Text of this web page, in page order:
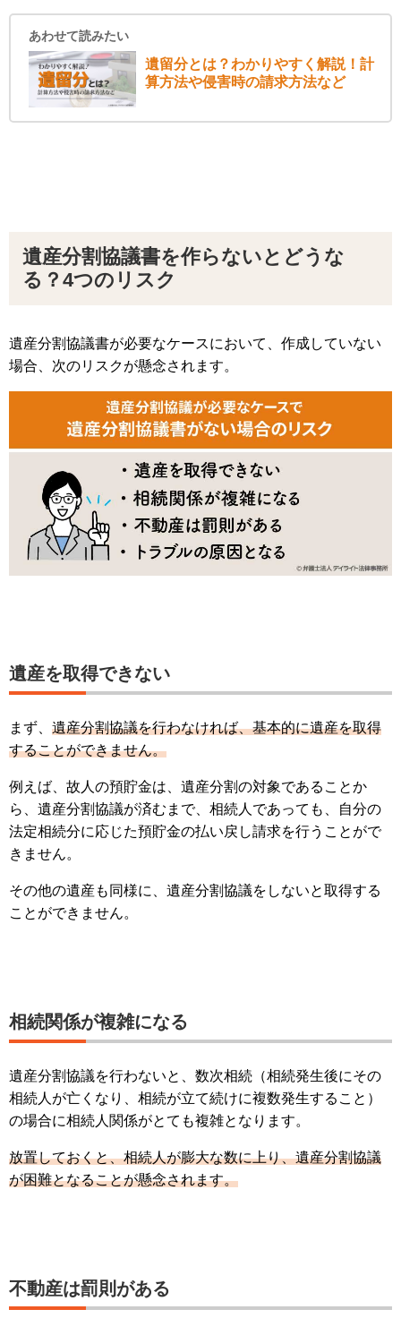
あわせて読みたい
遺留分とは？わかりやすく解説！計
算方法や侵害時の請求方法など
遺産分割協議書を作らないとどうな
る？4つのリスク
遺産分割協議書が必要なケースにおいて、作成していない
場合、次のリスクが懸念されます。
遺産を取得できない
まず、 遺産分割協議を行わなければ、基本的に遺産を取得
することができません。
例えば、故人の預貯金は、遺産分割の対象であることか
ら、遺産分割協議が済むまで、相続人であっても、自分の
法定相続分に応じた預貯金の払い戻し請求を行うことがで
きません。
その他の遺産も同様に、遺産分割協議をしないと取得する
ことができません。
相続関係が複雑になる
遺産分割協議を行わないと、数次相続（相続発生後にその
相続人が亡くなり、相続が立て続けに複数発生すること）
の場合に相続人関係がとても複雑となります。
放置しておくと、相続人が膨大な数に上り、遺産分割協議
が困難となることが懸念されます。
不動産は罰則がある